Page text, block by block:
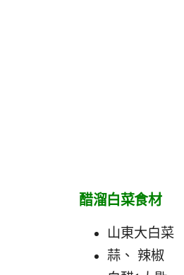
醋溜白菜食材
山東大白菜
蒜、 辣椒